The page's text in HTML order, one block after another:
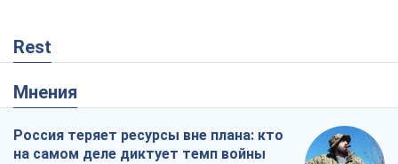
Rest
Мнения
Россия теряет ресурсы вне плана: кто
на самом деле диктует темп войны